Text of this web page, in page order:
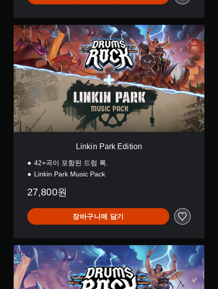
L
i
n
k
i
n
P
a
r
k
E
d
i
Linkin Park Edition
42+곡이 포함된 드럼 록.
Linkin Park Music Pack
27,800원
장바구니에 담기
D
e
l
u